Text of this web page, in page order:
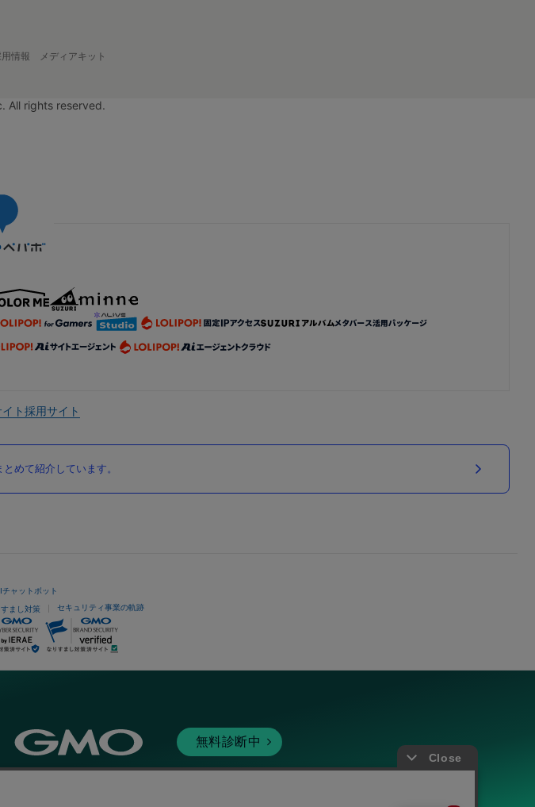
情報 メディアキット
All rights reserved.
ト採用サイト
めて紹介しています。
ャットボット
まし対策 セキュリティ事業の軌跡
無料診断中